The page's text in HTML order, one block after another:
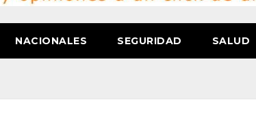
NACIONALES SEGURIDAD SALUD